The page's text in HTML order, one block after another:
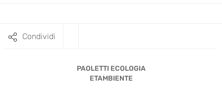
Condividi
PAOLETTI ECOLOGIA
ETAMBIENTE